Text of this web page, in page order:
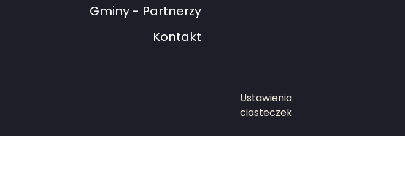
Gminy - Partnerzy
Kontakt
Ustawienia
ciasteczek